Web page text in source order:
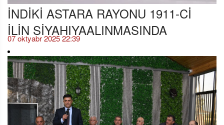
İNDİKİ ASTARA RAYONU 1911-Cİ
İLİN SİYAHIYAALINMASINDA
07 oktyabr 2025 22:39